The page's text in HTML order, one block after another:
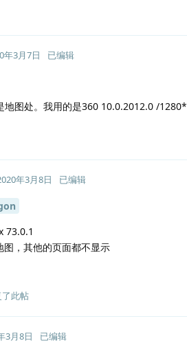
年3月7日 已编辑
地图处。我用的是360 10.0.2012.0 /
年3月8日 已编辑
73.0.1
图，其他的页面都不显示
了此帖
3月8日 已编辑